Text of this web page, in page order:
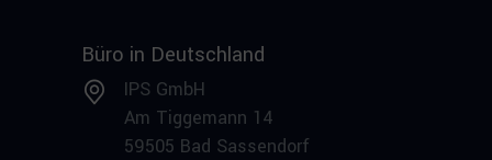
Büro in Deutschland
IPS GmbH
Am Tiggemann 14
59505 Bad Sassendorf